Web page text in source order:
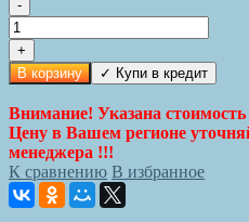
-
+
В корзину
Внимание! Указана
Цену в Вашем регионе
менеджера !!!
К сравнению В избранное